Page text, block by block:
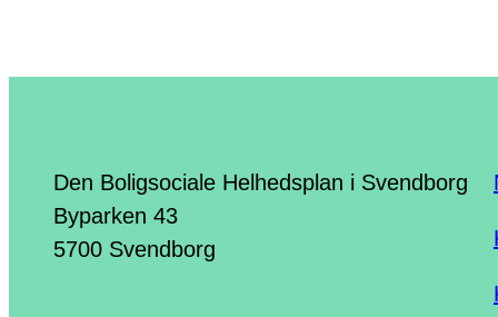
Den Boligsociale Helhedsplan i Svendborg
Byparken 43
5700 Svendborg